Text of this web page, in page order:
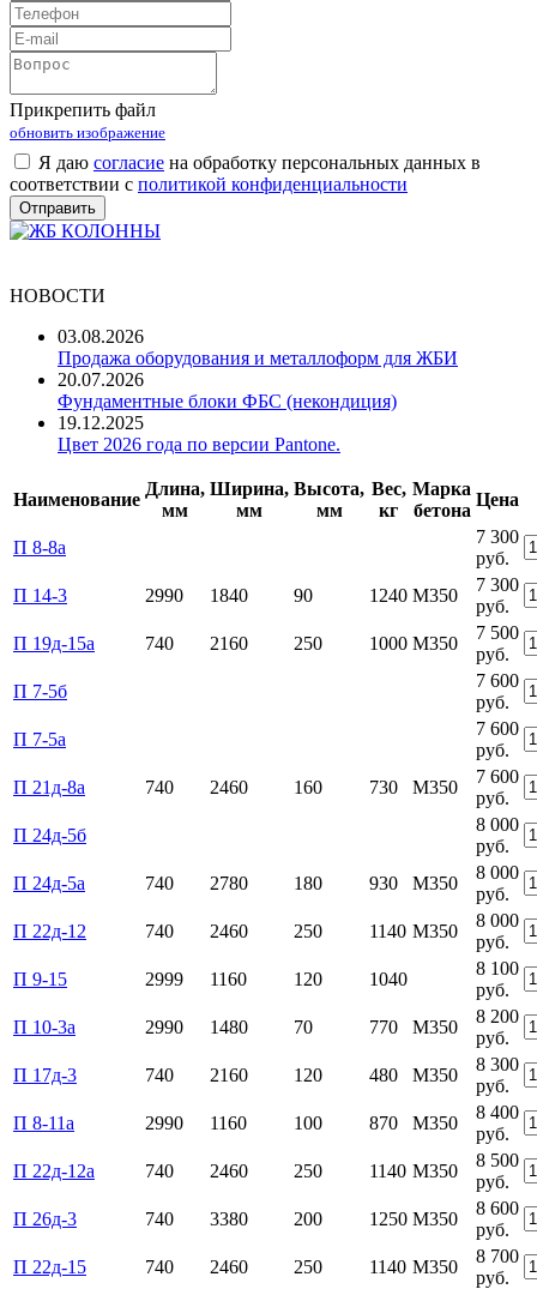
Прикрепить файл
обновить изображение
Я даю согласие на обработку персональных данных в
соответствии с политикой конфиденциальности
НОВОСТИ
03.08.2026
Продажа оборудования и металлоформ для ЖБИ
20.07.2026
Фундаментные блоки ФБС (некондиция)
19.12.2025
Цвет 2026 года по версии Pantone.
Наименование
Длина,
мм
Ширина,
мм
Высота,
мм
Вес,
кг
Марка
бетона
Цена
П 8-8а
7 300
руб.
П 14-3
2990 1840 90 1240 М350
7 300
руб.
П 19д-15а
740 2160 250 1000 М350
7 500
руб.
П 7-5б
7 600
руб.
П 7-5а
7 600
руб.
П 21д-8а
740 2460 160 730 М350
7 600
руб.
П 24д-5б
8 000
руб.
П 24д-5а
740 2780 180 930 М350
8 000
руб.
П 22д-12
740 2460 250 1140 М350
8 000
руб.
П 9-15
2999 1160 120 1040
8 100
руб.
П 10-3а
2990 1480 70 770 М350
8 200
руб.
П 17д-3
740 2160 120 480 М350
8 300
руб.
П 8-11а
2990 1160 100 870 М350
8 400
руб.
П 22д-12а
740 2460 250 1140 М350
8 500
руб.
П 26д-3
740 3380 200 1250 М350
8 600
руб.
П 22д-15
740 2460 250 1140 М350
8 700
руб.